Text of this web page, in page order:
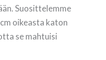
Suosittelemme
oikeasta katon
se mahtuisi